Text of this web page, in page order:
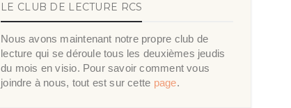
LE CLUB DE LECTURE RCS
Nous avons maintenant notre propre club de
lecture qui se déroule tous les deuxièmes jeudis
du mois en visio. Pour savoir comment vous
joindre à nous, tout est sur cette page.